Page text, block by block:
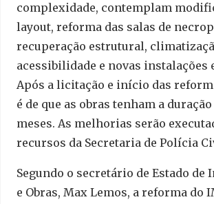
complexidade, contemplam
layout, reforma das salas de
recuperação estrutural,
acessibilidade e novas instalações
Após a licitação e início das
é de que as obras tenham a
meses. As melhorias serão
recursos da Secretaria de Polícia
Segundo o secretário de Estado
e Obras, Max Lemos, a reforma do